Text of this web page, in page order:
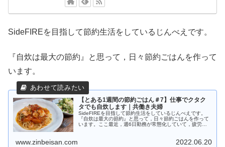
SideFIREを目指して節約生活をしているじんべえです。
『自炊は最大の節約』と思って，日々節約ごはんを作って
います。
【とある1週間の節約ごはん＃7】仕事でクタク
タでも自炊します｜共働き夫婦
SideFIREを目指して節約生活をしているじんべえです。
『自炊は最大の節約』と思って，日々節約ごはんを作って
います。ここ最近，週6日勤務が常態化していて，疲労が
www.zinbeisan.com 2022.06.20